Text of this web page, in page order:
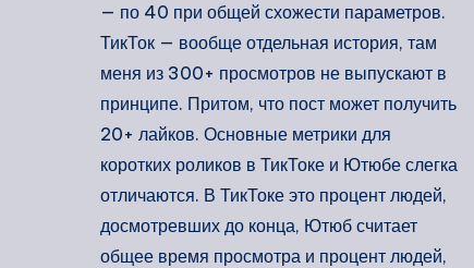
— по 40 при общей схожести параметров.
ТикТок — вообще отдельная история, там
меня из 300+ просмотров не выпускают в
принципе. Притом, что пост может получить
20+ лайков. Основные метрики для
коротких роликов в ТикТоке и Ютюбе слегка
отличаются. В ТикТоке это процент людей,
досмотревших до конца, Ютюб считает
общее время просмотра и процент людей,